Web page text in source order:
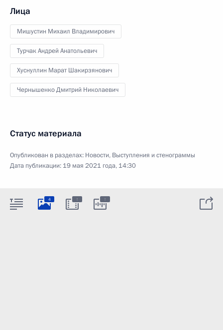
Лица
Мишустин Михаил Владимирович
Турчак Андрей Анатольевич
Хуснуллин Марат Шакирзянович
Чернышенко Дмитрий Николаевич
Статус материала
Опубликован в разделах: Новости, Выступления и стенограммы
Дата публикации: 19 мая 2021 года, 14:30
4 : :